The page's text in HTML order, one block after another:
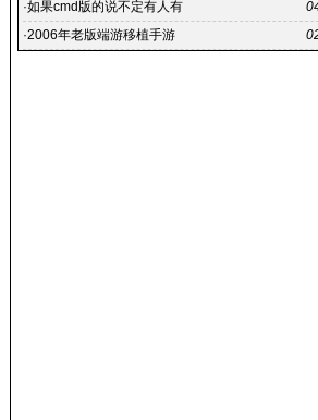
点开新服
·如果cmd版的说不定有人有
·2006年老版端游移植手游